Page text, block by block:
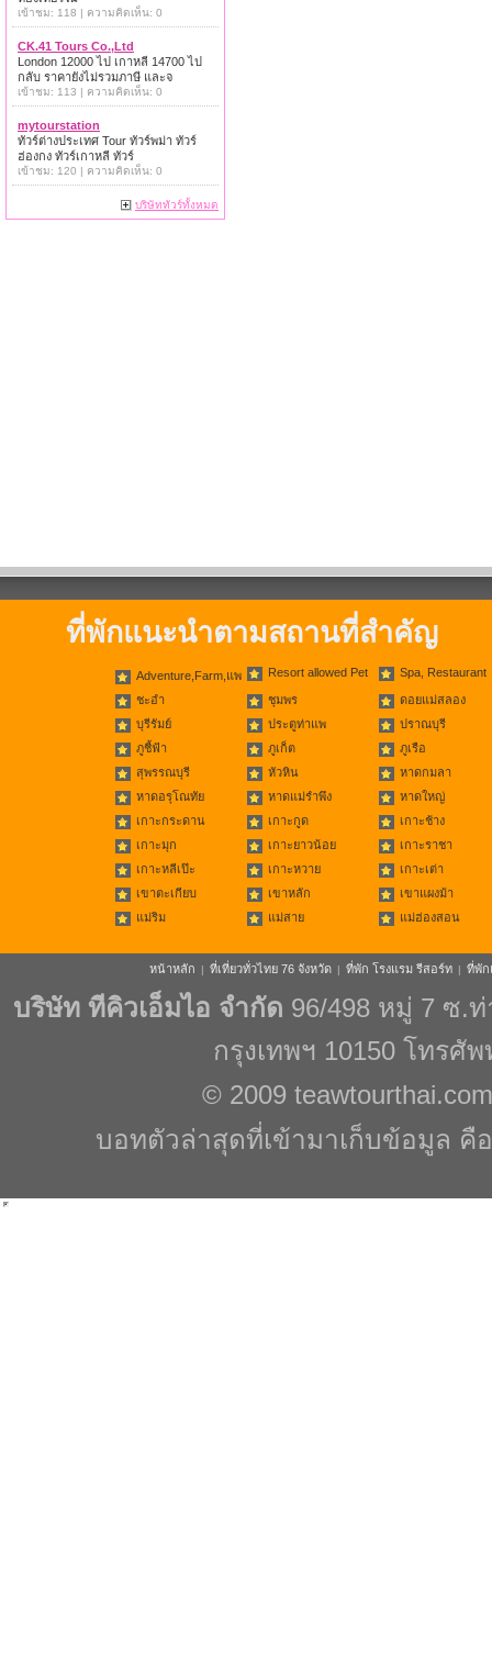
เข้าชม: 118 | ความคิดเห็น: 0
CK.41 Tours Co.,Ltd
London 12000 ไป เกาหลี 14700 ไป
กลับ ราคายังไม่รวมภาษี และจ
เข้าชม: 113 | ความคิดเห็น: 0
mytourstation
ทัวร์ต่างประเทศ Tour ทัวร์พม่า ทัวร์
ฮ่องกง ทัวร์เกาหลี ทัวร์
เข้าชม: 120 | ความคิดเห็น: 0
บริษัททัวร์ทั้งหมด
ที่พักแนะนำตามสถานที่สำคัญ
Adventure,Farm,แพ Resort allowed Pet Spa, Restaurant
ชะอำ ชุมพร
ดอยแม่สลอง
บุรีรัมย์
ประตูท่าแพ
ปราณบุรี
ภูชี้ฟ้า
ภูเก็ต
ภูเรือ
สุพรรณบุรี
หัวหิน
หาดกมลา
หาดอรุโณทัย
หาดแม่รำพึง
หาดใหญ่
เกาะกระดาน
เกาะกูด
เกาะช้าง
เกาะมุก
เกาะยาวน้อย
เกาะราชา
เกาะหลีเป๊ะ
เกาะหวาย
เกาะเต่า
เขาตะเกียบ
เขาหลัก
เขาแผงม้า
แม่ริม
แม่สาย แม่ฮ่องสอน
หน้าหลัก | ที่เที่ยวทั่วไทย 76 จังหวัด | ที่พัก โรงแรม รีสอร์ท | ที่พัก
บริษัท ทีคิวเอ็มไอ จำกัด 96/498 หมู่ 7 ซ.
กรุงเทพฯ 10150 โทรศั
© 2009 teawtourthai.com
บอทตัวล่าสุดที่เข้ามาเก็บข้อมูล คือ